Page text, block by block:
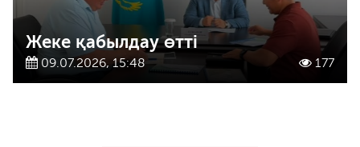
Жеке қабылдау өтті
09.07.2026, 15:48 177